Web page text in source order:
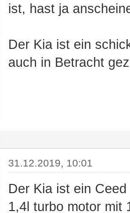
ist, hast ja
Der Kia ist ein
auch in Betracht
31.12.2019, 10:01
Der Kia ist ein
1,4l turbo motor mit